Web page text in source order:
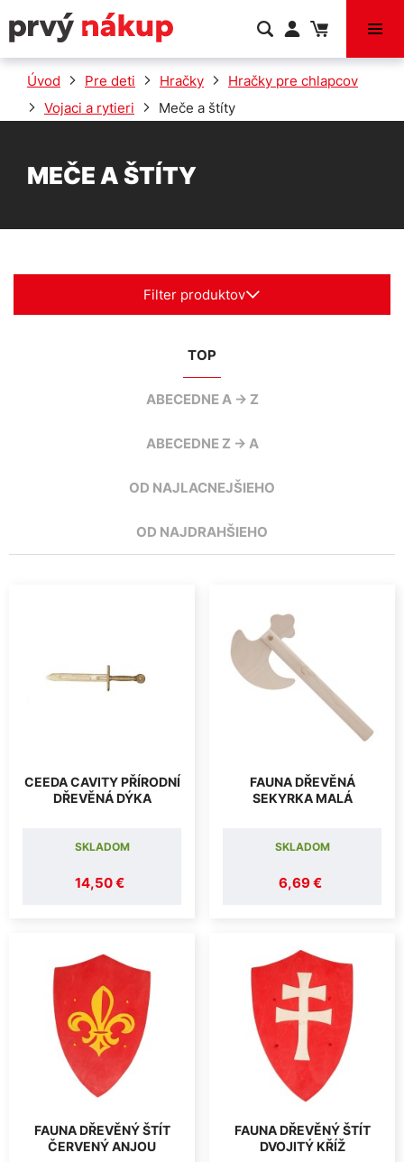
VÝPREDAJ
Úvod Pre deti Hračky
Hračky pre chlapcov
Vojaci a rytieri
Meče a štíty
MEČE A ŠTÍTY
Filter produktov
TOP
ABECEDNE A -> Z
ABECEDNE Z -> A
OD NAJLACNEJŠIEHO
OD NAJDRAHŠIEHO
CEEDA CAVITY PŘÍRODNÍ
DŘEVĚNÁ DÝKA
14,50 €
SKLADOM
FAUNA DŘEVĚNÁ
SEKYRKA MALÁ
6,69 €
SKLADOM
FAUNA DŘEVĚNÝ ŠTÍT
ČERVENÝ ANJOU
FAUNA DŘEVĚNÝ ŠTÍT
DVOJITÝ KŘÍŽ